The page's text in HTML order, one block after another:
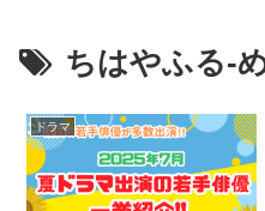
ちはやふる-
ドラマ